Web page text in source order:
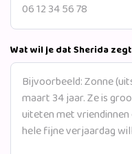
Wat wil je dat Sherida zegt